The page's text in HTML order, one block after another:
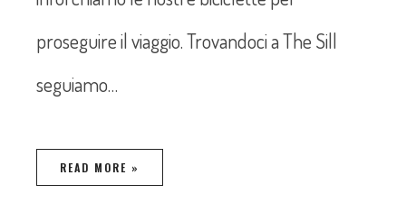
proseguire il viaggio. Trovandoci a The Sill
seguiamo…
READ MORE »